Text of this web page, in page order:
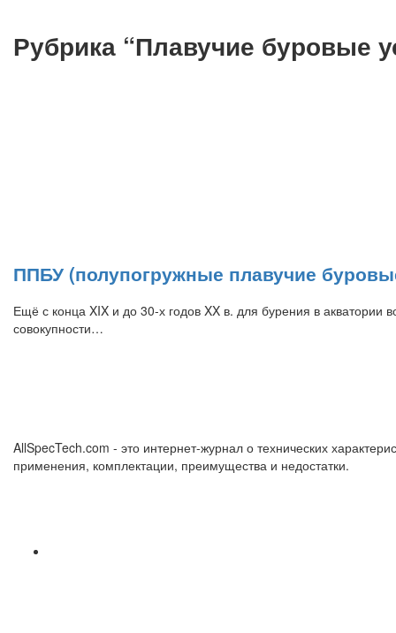
Рубрика “Плавучие буровые
ППБУ (полупогружные плавучие
Ещё с конца XIX и до 30-х годов XX в. для бурения в акватории
совокупности…
AllSpecTech.com - это интернет-журнал о технических
применения, комплектации, преимущества и недостатки.